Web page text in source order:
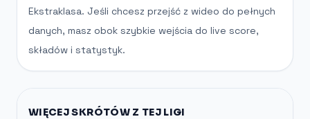
Ekstraklasa. Jeśli chcesz przejść z wideo do pełnych
danych, masz obok szybkie wejścia do live score,
składów i statystyk.
WIĘCEJ SKRÓTÓW Z TEJ LIGI